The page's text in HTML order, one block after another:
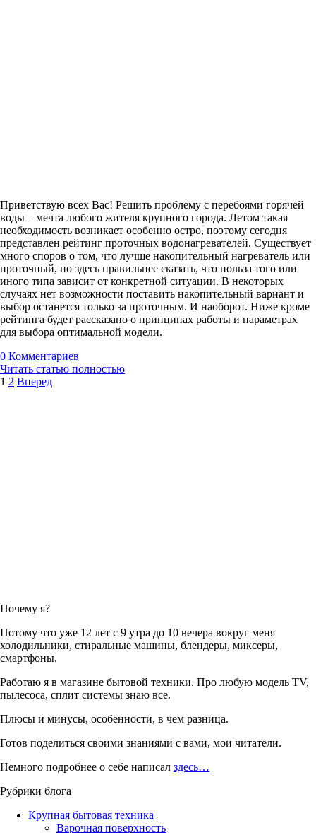
Приветствую всех Вас! Решить проблему с перебоями горячей
воды – мечта любого жителя крупного города. Летом такая
необходимость возникает особенно остро, поэтому сегодня
представлен рейтинг проточных водонагревателей. Существует
много споров о том, что лучше накопительный нагреватель или
проточный, но здесь правильнее сказать, что польза того или
иного типа зависит от конкретной ситуации. В некоторых
случаях нет возможности поставить накопительный вариант и
выбор останется только за проточным. И наоборот. Ниже кроме
рейтинга будет рассказано о принципах работы и параметрах
для выбора оптимальной модели.
0 Комментариев
Читать статью полностью
1 2 Вперед
Почему я?
Потому что уже 12 лет с 9 утра до 10 вечера вокруг меня
холодильники, стиральные машины, блендеры, миксеры,
смартфоны.
Работаю я в магазине бытовой техники. Про любую модель TV,
пылесоса, сплит системы знаю все.
Плюсы и минусы, особенности, в чем разница.
Готов поделиться своими знаниями с вами, мои читатели.
Немного подробнее о себе написал здесь…
Рубрики блога
Крупная бытовая техника
Варочная поверхность